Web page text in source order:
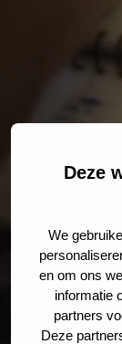
Deze
We
en om ons
informatie
partners
Deze